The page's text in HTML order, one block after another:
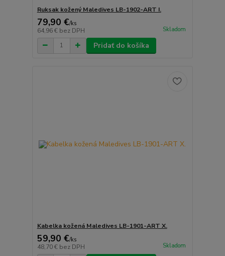
Ruksak kožený Maledives LB-1902-ART I.
79,90 €/ks
64,96 € bez DPH Skladom
Pridať do košíka
Kabelka kožená Maledives LB-1901-ART X.
59,90 €/ks
48,70 € bez DPH Skladom